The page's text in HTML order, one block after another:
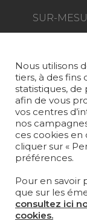
SUR-
LA
OÙ NOUS
Nous utilisons
tiers, à des fins
statistiques,
afin de vous
vos centres
nos
ces cookies en
cliquer sur «
préférences.
Pour en savoir
que sur les
consultez ici
cookies.